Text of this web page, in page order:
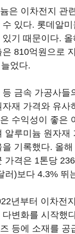
은 이차전지 관
있다. 롯데알
기 때문이다.
810억원으로
었다.
금속 가공사들
재 가격와 유사
수익성이 좋은
알루미늄 원자재
기록했다. 올해
가격은 1톤당
러)보다 4.3% 뛰
년부터 이차전
변화를 시작했
등에 소재를 공